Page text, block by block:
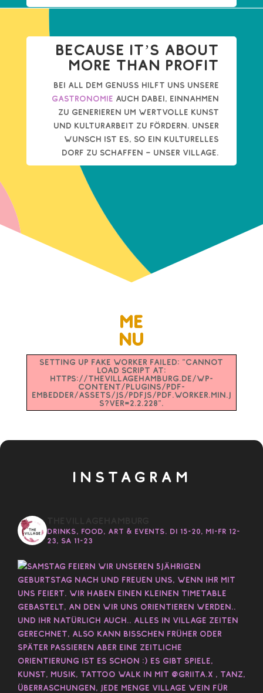
Because it’s about
more than Profit
Bei all dem Genuss hilft uns unsere
gastronomie auch dabei, Einnahmen
zu generieren uM wertvolle Kunst
und Kulturarbeit zu fördern. Unser
Wunsch ist es, so ein kulturelles
Dorf zu schaffen – unser Village.
ME
NU
Setting up fake worker failed: "Cannot
load script at:
https://thevillagehamburg.de/wp-
content/plugins/pdf-
embedder/assets/js/pdfjs/pdf.worker.min.j
s?ver=2.2.228".
Instagram
Drinks, Food, Art & Events. Di 15-20, Mi-Fr 12-
23, Sa 11-23